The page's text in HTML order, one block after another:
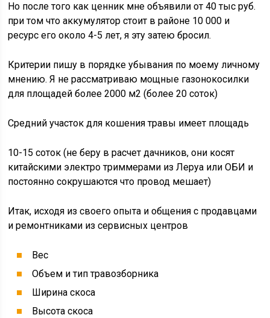
Но после того как ценник мне объявили от 40 тыс руб.
при том что аккумулятор стоит в районе 10 000 и
ресурс его около 4-5 лет, я эту затею бросил.
Критерии пишу в порядке убывания по моему личному
мнению. Я не рассматриваю мощные газонокосилки
для площадей более 2000 м2 (более 20 соток)
Средний участок для кошения травы имеет площадь
10-15 соток (не беру в расчет дачников, они косят
китайскими электро триммерами из Леруа или ОБИ и
постоянно сокрушаются что провод мешает)
Итак, исходя из своего опыта и общения с продавцами
и ремонтниками из сервисных центров
Вес
Объем и тип травозборника
Ширина скоса
Высота скоса